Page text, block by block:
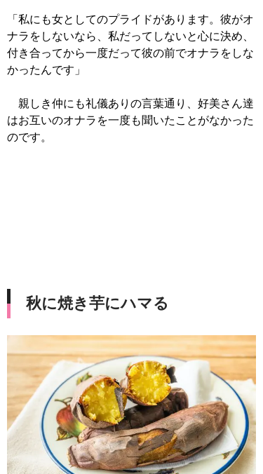
「私にも女としてのプライドがあります。彼がオ
ナラをしないなら、私だってしないと心に決め、
付き合ってから一度だって彼の前でオナラをしな
かったんです」
親しき仲にも礼儀ありの言葉通り、好美さん達
はお互いのオナラを一度も聞いたことがなかった
のです。
秋に焼き芋にハマる